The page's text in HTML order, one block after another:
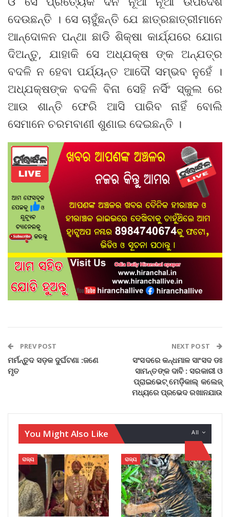
ଦେଉଛନ୍ତି । ସେ ଚାହୁଁଛନ୍ତି ଯେ ଛାତ୍ରଛାତ୍ରୀମାନେ
ଆନ୍ଦୋଳନ ପନ୍ଥା ଛାଡି ଶିକ୍ଷା କାର୍ଯ୍ଯରେ ଯୋଗ
ଦିଅନ୍ତୁ, ଯାହାକି ସେ ଅଧ୍ଯକ୍ଷ ଙ୍କ ଅନ୍ଯତ୍ର
ବଦଳି ନ ହେବା ପର୍ଯ୍ୟନ୍ତ ଆଦୌ ସମ୍ଭବ ନୁହେଁ ।
ଅଧ୍ଯକ୍ଷଙ୍କ ବଦଳି ବିନା ସେହି ନର୍ସିଂ ସ୍କୁଲ ରେ
ଆଉ ଶାନ୍ତି ଫେରି ଆସି ପାରିବ ନାହିଁ ବୋଲି
ସେମାନେ ଚରମବାଣୀ ଶୁଣାଇ ଦେଇଛନ୍ତି ।
PREV POST
ମର୍ମନ୍ତୁଦ ସଡ଼କ ଦୁର୍ଘଟଣା :ଜଣେ
ମୃତ
NEXT POST
ସଂସଦରେ କନ୍ଧମାଳ ସାଂସଦ ଡଃ
ସାମନ୍ତଙ୍କ ଦାବି : ସରକାରୀ ଓ
ପ୍ରାଇଭେଟ୍ ମେଡ଼ିକାଲ୍ କଲେଜ୍
ମଧ୍ୟରେ ପ୍ରଭେଦ ରଖାନଯାଉ
All
You Might Also Like
ରାଜ୍ୟ ରାଜ୍ୟ